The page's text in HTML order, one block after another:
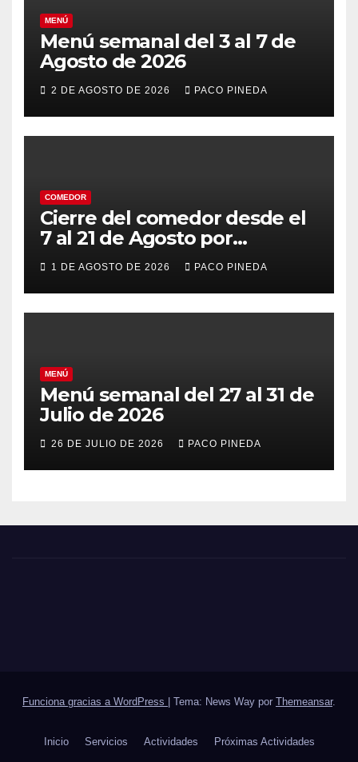
MENÚ
Menú semanal del 3 al 7 de
Agosto de 2026
2 DE AGOSTO DE 2026 PACO PINEDA
COMEDOR
Cierre del comedor desde el
7 al 21 de Agosto por
vacaciones
1 DE AGOSTO DE 2026 PACO PINEDA
MENÚ
Menú semanal del 27 al 31 de
Julio de 2026
26 DE JULIO DE 2026 PACO PINEDA
Funciona gracias a WordPress | Tema: News Way por Themeansar.
Inicio Servicios Actividades Próximas Actividades